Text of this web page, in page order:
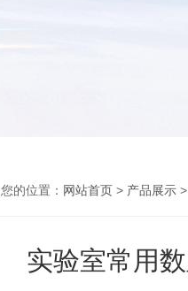
您的位置： 网站首页 > 产品展示 >
实验室常用